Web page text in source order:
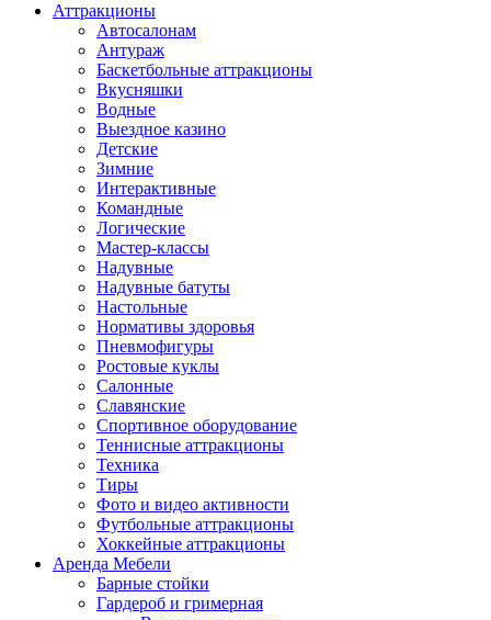
Аттракционы
Автосалонам
Антураж
Баскетбольные аттракционы
Вкусняшки
Водные
Выездное казино
Детские
Зимние
Интерактивные
Командные
Логические
Мастер-классы
Надувные
Надувные батуты
Настольные
Нормативы здоровья
Пневмофигуры
Ростовые куклы
Салонные
Славянские
Спортивное оборудование
Теннисные аттракционы
Техника
Тиры
Фото и видео активности
Футбольные аттракционы
Хоккейные аттракционы
Аренда Мебели
Барные стойки
Гардероб и гримерная